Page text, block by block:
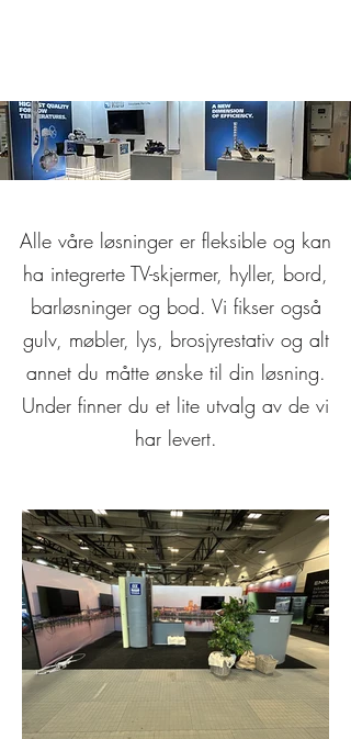
Alle våre løsninger er fleksible og kan
ha integrerte TV-skjermer, hyller, bord,
barløsninger og bod. Vi fikser også
gulv, møbler, lys, brosjyrestativ og alt
annet du måtte ønske til din løsning.
Under finner du et lite utvalg av de vi
har levert.